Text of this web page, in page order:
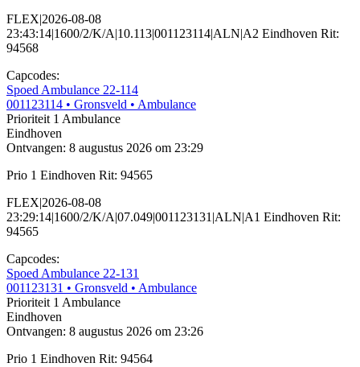
FLEX|2026-08-08
23:43:14|1600/2/K/A|10.113|001123114|ALN|A2 Eindhoven Rit:
94568
Capcodes:
Spoed Ambulance 22-114
001123114 • Gronsveld • Ambulance
Prioriteit 1 Ambulance
Eindhoven
Ontvangen: 8 augustus 2026 om 23:29
Prio 1 Eindhoven Rit: 94565
FLEX|2026-08-08
23:29:14|1600/2/K/A|07.049|001123131|ALN|A1 Eindhoven Rit:
94565
Capcodes:
Spoed Ambulance 22-131
001123131 • Gronsveld • Ambulance
Prioriteit 1 Ambulance
Eindhoven
Ontvangen: 8 augustus 2026 om 23:26
Prio 1 Eindhoven Rit: 94564